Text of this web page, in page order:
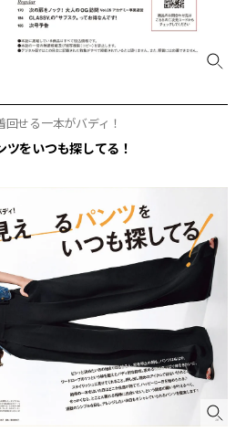
せる一本がバディ！
をいつも探してる！